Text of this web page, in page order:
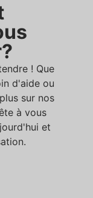
! Que
d'aide ou
sur nos
à vous
et